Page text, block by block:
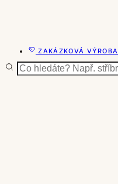
ZAKÁZKOVÁ VÝROBA